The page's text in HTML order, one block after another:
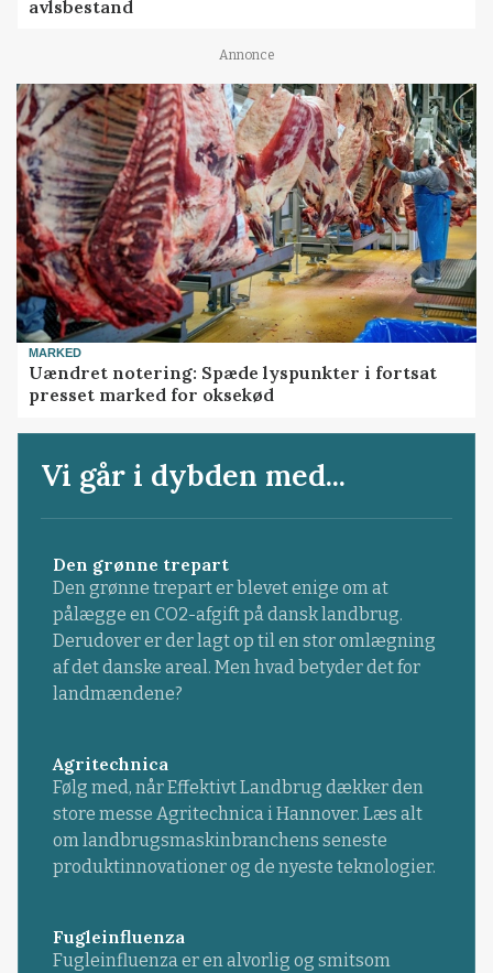
avlsbestand
Annonce
MARKED
Uændret notering: Spæde lyspunkter i fortsat
presset marked for oksekød
Vi går i dybden med...
Den grønne trepart
Den grønne trepart er blevet enige om at
pålægge en CO2-afgift på dansk landbrug.
Derudover er der lagt op til en stor omlægning
af det danske areal. Men hvad betyder det for
landmændene?
Agritechnica
Følg med, når Effektivt Landbrug dækker den
store messe Agritechnica i Hannover. Læs alt
om landbrugsmaskinbranchens seneste
produktinnovationer og de nyeste teknologier.
Fugleinfluenza
Fugleinfluenza er en alvorlig og smitsom